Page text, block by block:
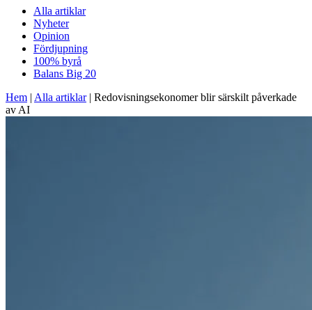
Alla artiklar
Nyheter
Opinion
Fördjupning
100% byrå
Balans Big 20
Hem | Alla artiklar| Redovisningsekonomer blir särskilt påverkade
av AI